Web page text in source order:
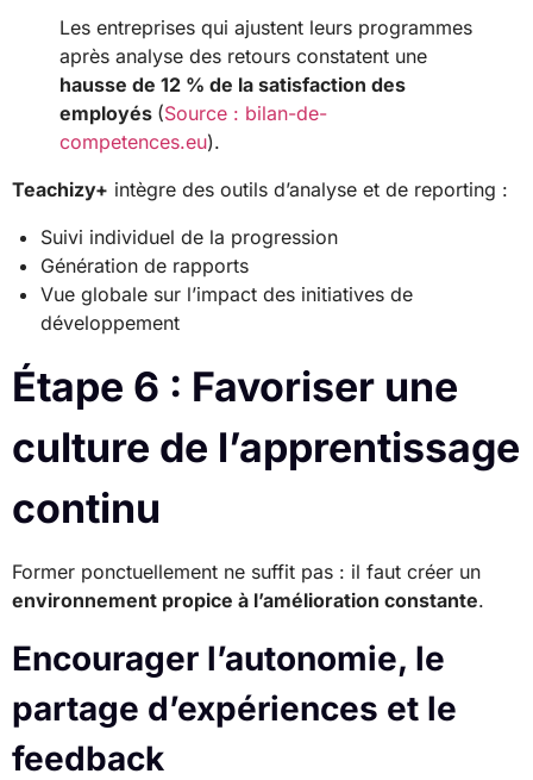
Les entreprises qui ajustent leurs programmes
après analyse des retours constatent une
hausse de 12 % de la satisfaction des
employés (Source : bilan-de-
competences.eu).
Teachizy+ intègre des outils d’analyse et de reporting :
Suivi individuel de la progression
Génération de rapports
Vue globale sur l’impact des initiatives de
développement
Étape 6 : Favoriser une
culture de l’apprentissage
continu
Former ponctuellement ne suffit pas : il faut créer un
environnement propice à l’amélioration constante.
Encourager l’autonomie, le
partage d’expériences et le
feedback